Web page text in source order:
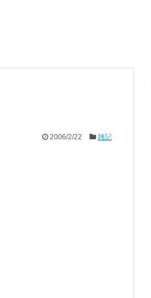
2006/2/22 雑記